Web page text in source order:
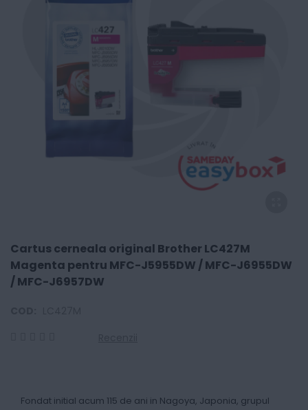
Cartus cerneala original Brother LC427M
Magenta pentru MFC-J5955DW / MFC-J6955DW
/ MFC-J6957DW
Fondat initial acum 115 de ani in Nagoya, Japonia, grupul